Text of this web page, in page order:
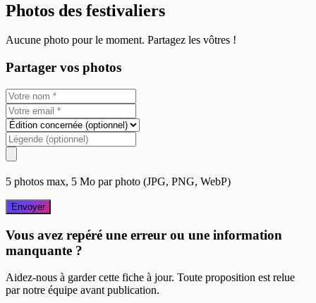
Photos des festivaliers
Aucune photo pour le moment. Partagez les vôtres !
Partager vos photos
5 photos max, 5 Mo par photo (JPG, PNG, WebP)
Envoyer
Vous avez repéré une erreur ou une information
manquante ?
Aidez-nous à garder cette fiche à jour. Toute proposition est relue
par notre équipe avant publication.